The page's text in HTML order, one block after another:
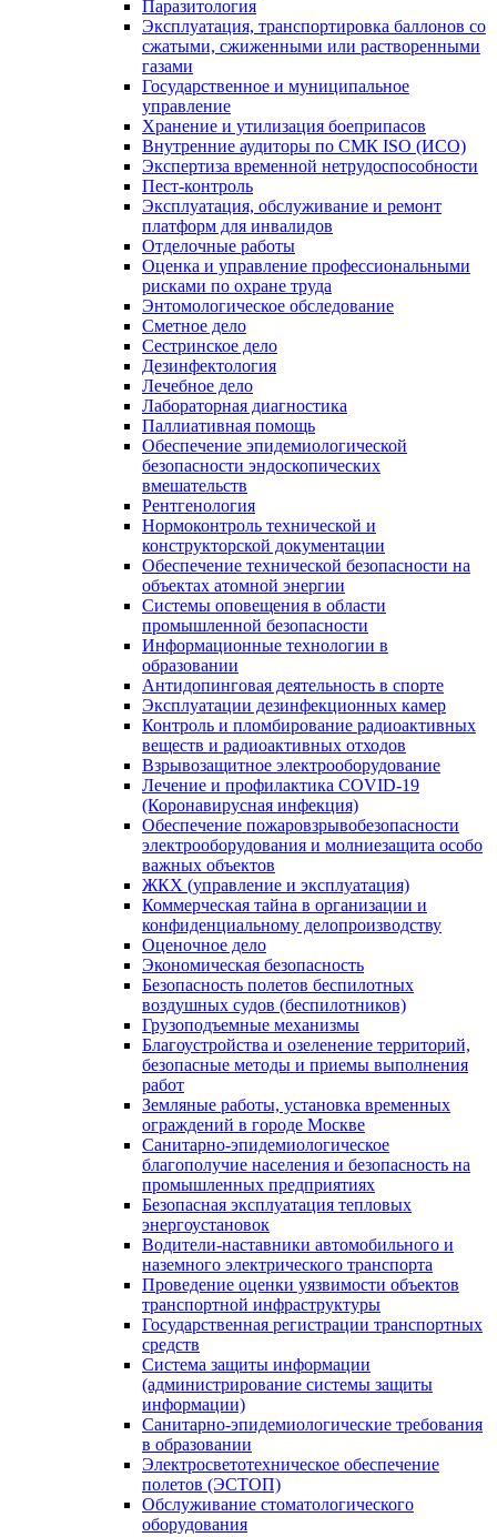
Паразитология
Эксплуатация, транспортировка баллонов со
сжатыми, сжиженными или растворенными
газами
Государственное и муниципальное
управление
Хранение и утилизация боеприпасов
Внутренние аудиторы по СМК ISO (ИСО)
Экспертиза временной нетрудоспособности
Пест-контроль
Эксплуатация, обслуживание и ремонт
платформ для инвалидов
Отделочные работы
Оценка и управление профессиональными
рисками по охране труда
Энтомологическое обследование
Сметное дело
Сестринское дело
Дезинфектология
Лечебное дело
Лабораторная диагностика
Паллиативная помощь
Обеспечение эпидемиологической
безопасности эндоскопических
вмешательств
Рентгенология
Нормоконтроль технической и
конструкторской документации
Обеспечение технической безопасности на
объектах атомной энергии
Системы оповещения в области
промышленной безопасности
Информационные технологии в
образовании
Антидопинговая деятельность в спорте
Эксплуатации дезинфекционных камер
Контроль и пломбирование радиоактивных
веществ и радиоактивных отходов
Взрывозащитное электрооборудование
Лечение и профилактика COVID-19
(Коронавирусная инфекция)
Обеспечение пожаровзрывобезопасности
электрооборудования и молниезащита особо
важных объектов
ЖКХ (управление и эксплуатация)
Коммерческая тайна в организации и
конфиденциальному делопроизводству
Оценочное дело
Экономическая безопасность
Безопасность полетов беспилотных
воздушных судов (беспилотников)
Грузоподъемные механизмы
Благоустройства и озеленение территорий,
безопасные методы и приемы выполнения
работ
Земляные работы, установка временных
ограждений в городе Москве
Санитарно-эпидемиологическое
благополучие населения и безопасность на
промышленных предприятиях
Безопасная эксплуатация тепловых
энергоустановок
Водители-наставники автомобильного и
наземного электрического транспорта
Проведение оценки уязвимости объектов
транспортной инфраструктуры
Государственная регистрации транспортных
средств
Система защиты информации
(администрирование системы защиты
информации)
Санитарно-эпидемиологические требования
в образовании
Электросветотехническое обеспечение
полетов (ЭСТОП)
Обслуживание стоматологического
оборудования